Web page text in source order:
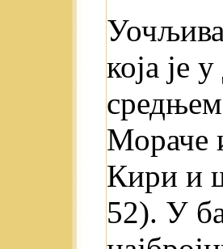
која je
Мораче
Кири и
52). У